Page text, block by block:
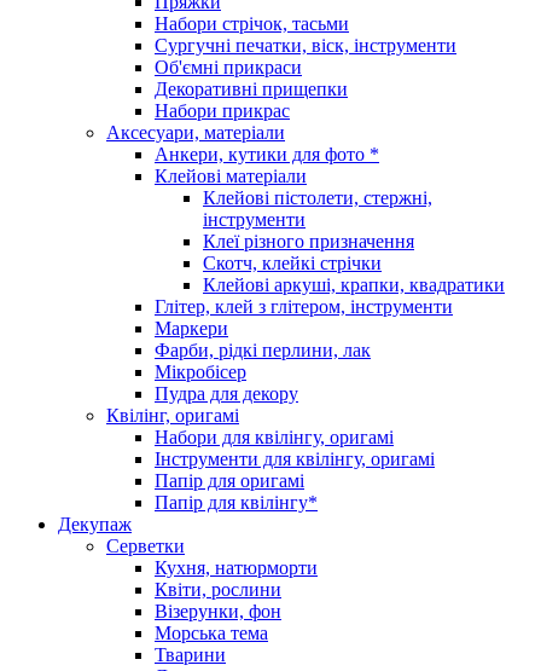
Набори стрічок, тасьми
Сургучні печатки, віск, інструменти
Об'ємні прикраси
Декоративні прищепки
Набори прикрас
Аксесуари, матеріали
Анкери, кутики для фото *
Клейові матеріали
Клейові пістолети, стержні,
інструменти
Клеї різного призначення
Скотч, клейкі стрічки
Клейові аркуші, крапки, квадратики
Глітер, клей з глітером, інструменти
Маркери
Фарби, рідкі перлини, лак
Мікробісер
Пудра для декору
Квілінг, оригамі
Набори для квілінгу, оригамі
Інструменти для квілінгу, оригамі
Папір для оригамі
Папір для квілінгу*
Декупаж
Серветки
Кухня, натюрморти
Квіти, рослини
Візерунки, фон
Морська тема
Тварини